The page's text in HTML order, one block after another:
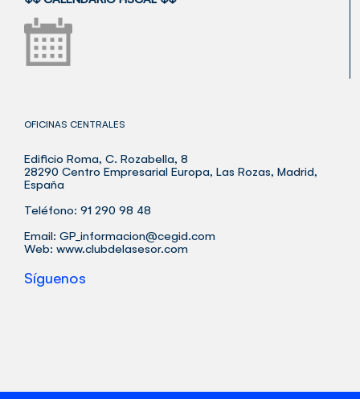
OFICINAS CENTRALES
Edificio Roma, C. Rozabella, 8
28290 Centro Empresarial Europa, Las Rozas, Madrid,
España
Teléfono: 91 290 98 48
Email: GP_informacion@cegid.com
Web: www.clubdelasesor.com
Síguenos